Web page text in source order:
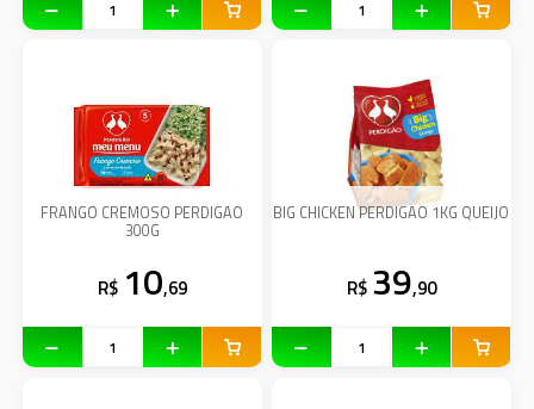
FRANGO CREMOSO PERDIGAO
300G
R$ 10,69
BIG CHICKEN PERDIGAO 1KG QUEIJO
R$ 39,90